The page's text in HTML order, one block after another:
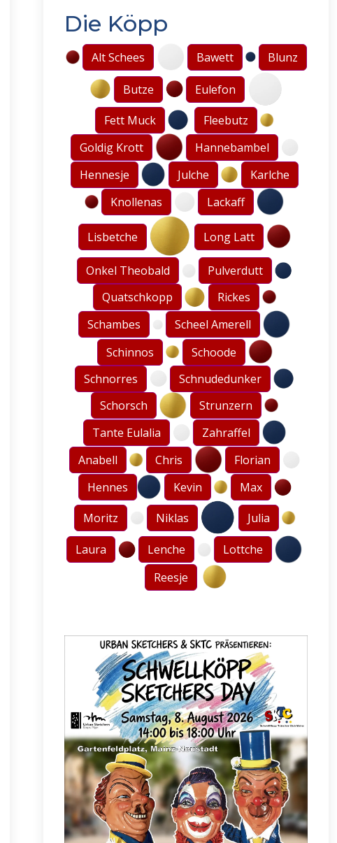
Die Köpp
Alt Schees Bawett Blunz
Butze Eulefon
Fett Muck
Fleebutz
Goldig Krott
Hannebambel
Hennesje
Julche
Karlche
Knollenas
Lackaff
Lisbetche Long Latt
Onkel Theobald
Pulverdutt
Quatschkopp
Rickes
Schambes
Scheel Amerell
Schinnos
Schoode
Schnorres
Schnudedunker
Schorsch
Strunzern
Tante Eulalia
Zahraffel
Anabell
Chris
Florian
Hennes
Kevin Max
Moritz Niklas Julia
Laura Lenche
Lottche
Reesje